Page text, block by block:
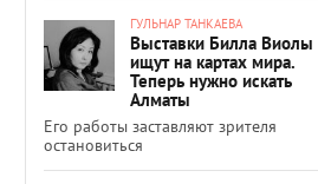
ГУЛЬНАР ТАНКАЕВА
Выставки Билла Виолы
ищут на картах мира.
Теперь нужно искать
Алматы
Его работы заставляют зрителя
остановиться